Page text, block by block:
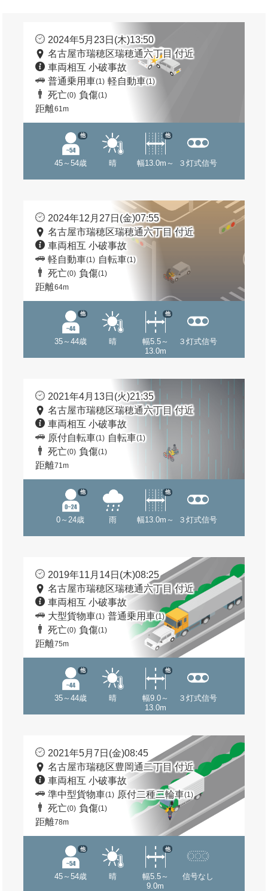
2024年5月23日(木)13:50
名古屋市瑞穂区瑞穂通六丁目 付近
車両相互 小破事故
普通乗用車(1) 軽自動車(1)
死亡(0) 負傷(1)
距離61m
45～54歳
他
晴 幅13.0m～
他
３灯式信号
2024年12月27日(金)07:55
名古屋市瑞穂区瑞穂通六丁目 付近
車両相互 小破事故
軽自動車(1) 自転車(1)
死亡(0) 負傷(1)
距離64m
35～44歳
他
晴
幅5.5～
13.0m
他
３灯式信号
2021年4月13日(火)21:35
名古屋市瑞穂区瑞穂通六丁目 付近
車両相互 小破事故
原付自転車(1) 自転車(1)
死亡(0) 負傷(1)
距離71m
0～24歳
他
雨 幅13.0m～
他
３灯式信号
2019年11月14日(木)08:25
名古屋市瑞穂区瑞穂通六丁目 付近
車両相互 小破事故
大型貨物車(1) 普通乗用車(1)
死亡(0) 負傷(1)
距離75m
35～44歳
他
晴
幅9.0～
13.0m
他
３灯式信号
2021年5月7日(金)08:45
名古屋市瑞穂区豊岡通二丁目 付近
車両相互 小破事故
準中型貨物車(1) 原付二種二輪車(1)
死亡(0) 負傷(1)
距離78m
45～54歳
他
晴
幅5.5～
9.0m
他
信号なし